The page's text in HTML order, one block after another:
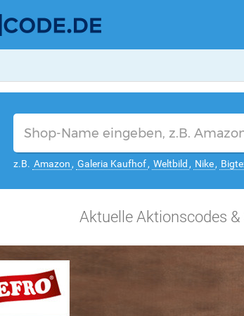
z.B. Amazon , Galeria Kaufhof, Weltbild , Nike,
Aktuelle Aktionscodes